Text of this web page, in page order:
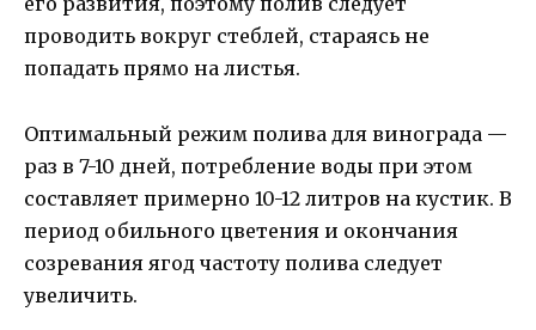
проводить вокруг стеблей, стараясь не
попадать прямо на листья.
Оптимальный режим полива для винограда —
раз в 7-10 дней, потребление воды при этом
составляет примерно 10-12 литров на кустик. В
период обильного цветения и окончания
созревания ягод частоту полива следует
увеличить.